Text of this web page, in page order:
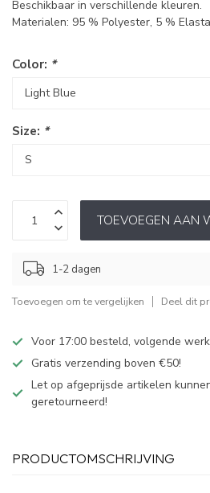
Beschikbaar in verschillende kleuren.
Materialen: 95 % Polyester, 5 %
Color: *
Size: *
TOEVOEGEN AAN
1-2 dagen
Toevoegen om te vergelijken Deel dit
Voor 17:00 besteld, volgende
Gratis verzending boven €50!
Let op afgeprijsde artikelen
geretourneerd!
PRODUCTOMSCHRIJVING